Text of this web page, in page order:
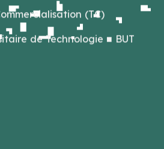
(TC)
de Technologie ■ BUT